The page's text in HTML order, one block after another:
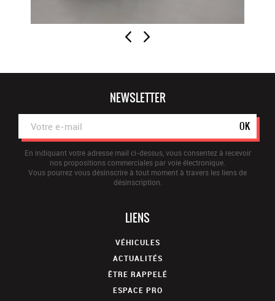
vitres av et ar électriques impulsion
volant multifonctions 2 branches en cuir
NEWSLETTER
OK
En indiquant votre adresse mail ci-dessus, vous consentez à recevoir
nos propositions commerciales par voie électronique.
Vous pourrez vous désinscrire à tout moment à travers les liens de
désinscription.
LIENS
VÉHICULES
ACTUALITÉS
ÊTRE RAPPELÉ
ESPACE PRO